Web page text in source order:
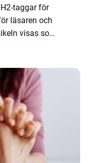
taggar för
läsaren och
visas som